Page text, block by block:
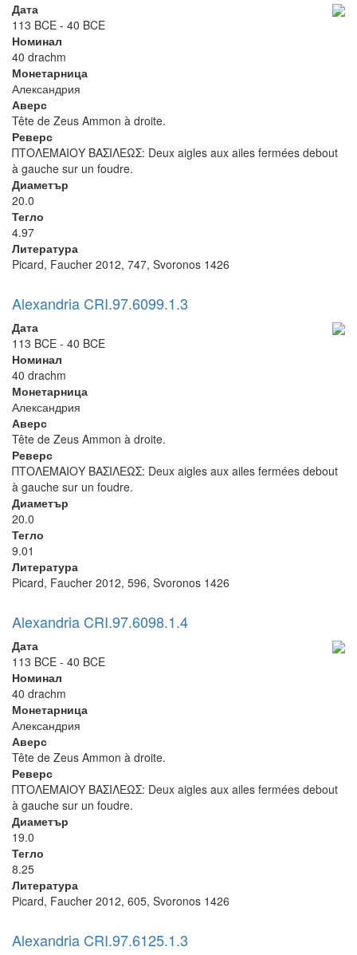
Дата
113 BCE - 40 BCE
Номинал
40 drachm
Монетарница
Александрия
Аверс
Tête de Zeus Ammon à droite.
Реверс
ΠΤΟΛΕΜΑΙΟΥ ΒΑΣΙΛΕΩΣ: Deux aigles aux ailes fermées debout
à gauche sur un foudre.
Диаметър
20.0
Тегло
4.97
Литература
Picard, Faucher 2012, 747, Svoronos 1426
Alexandria CRI.97.6099.1.3
Дата
113 BCE - 40 BCE
Номинал
40 drachm
Монетарница
Александрия
Аверс
Tête de Zeus Ammon à droite.
Реверс
ΠΤΟΛΕΜΑΙΟΥ ΒΑΣΙΛΕΩΣ: Deux aigles aux ailes fermées debout
à gauche sur un foudre.
Диаметър
20.0
Тегло
9.01
Литература
Picard, Faucher 2012, 596, Svoronos 1426
Alexandria CRI.97.6098.1.4
Дата
113 BCE - 40 BCE
Номинал
40 drachm
Монетарница
Александрия
Аверс
Tête de Zeus Ammon à droite.
Реверс
ΠΤΟΛΕΜΑΙΟΥ ΒΑΣΙΛΕΩΣ: Deux aigles aux ailes fermées debout
à gauche sur un foudre.
Диаметър
19.0
Тегло
8.25
Литература
Picard, Faucher 2012, 605, Svoronos 1426
Alexandria CRI.97.6125.1.3